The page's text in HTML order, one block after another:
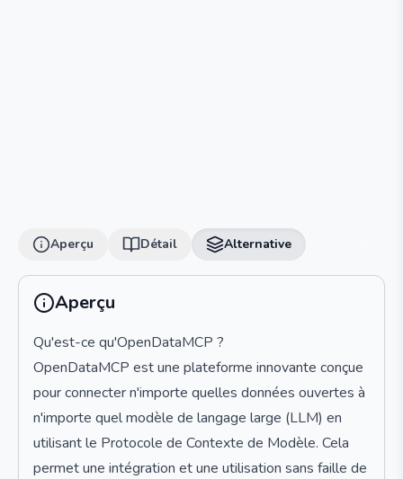
Aperçu Détail Alternative
Aperçu
Qu'est-ce qu'OpenDataMCP ?
OpenDataMCP est une plateforme innovante conçue
pour connecter n'importe quelles données ouvertes à
n'importe quel modèle de langage large (LLM) en
utilisant le Protocole de Contexte de Modèle. Cela
permet une intégration et une utilisation sans faille de